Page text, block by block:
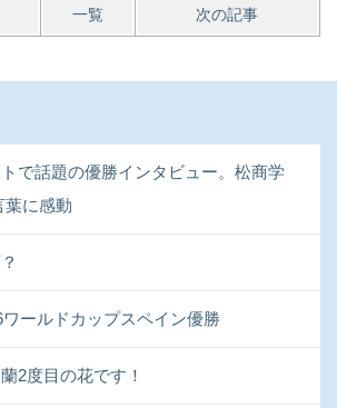
一覧 次の記事
で話題の優勝インタビュー。松商学
葉に感動
ワールドカップスペイン優勝
2度目の花です！